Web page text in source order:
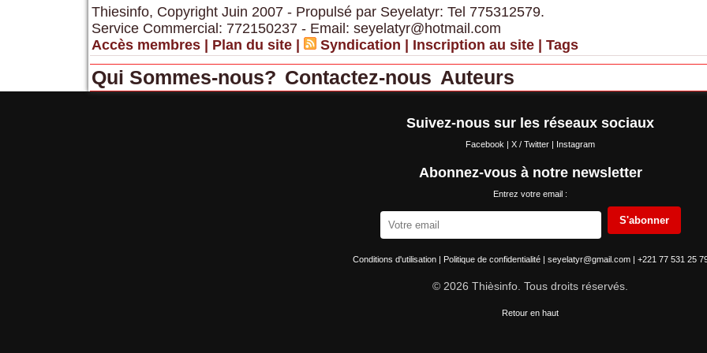
Thiesinfo, Copyright Juin 2007 - Propulsé par Seyelatyr: Tel 775312579.
Service Commercial: 772150237 - Email: seyelatyr@hotmail.com
Accès membres | Plan du site | Syndication | Inscription au site | Tags
Qui Sommes-nous? Contactez-nous Auteurs
Suivez-nous sur les réseaux sociaux
Facebook | X / Twitter | Instagram
Abonnez-vous à notre newsletter
Entrez votre email :
S'abonner
Conditions d'utilisation | Politique de confidentialité | seyelatyr@gmail.com | +221 77 531 25
© 2026 Thièsinfo. Tous droits réservés.
Retour en haut